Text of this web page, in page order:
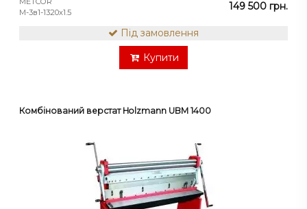
М-3в1-1320х1.5
149 500 грн.
Під замовлення
Купити
Комбінований верстат Holzmann UBM 1400